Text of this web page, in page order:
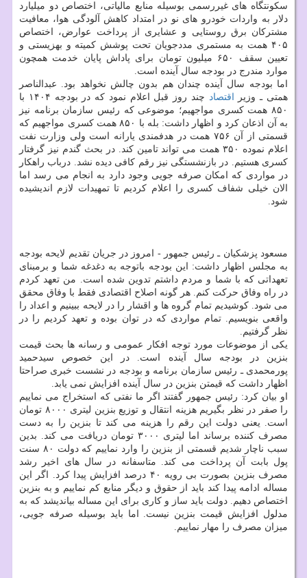
سکونتگاه های غیررسمی بوسیله منابع مالیاتی، اختصاص دو میلیارد
دلار به واردات خودرو های نو در امتداد کاهش آلودگی هوا، معافیت
مشترکان برق روستایی و عشایری از پرداخت عوارض، اختصاص
۴۰۵ همت به مستمری مددجویان تحت پوشش کمیته و بهزیستی و
تعیین سقف ۶۵۰ میلیون تومان برای پاداش پایان خدمت همچون
موارد مندرج در بودجه سال آینده است.
اما بودجه سال آینده چندان هم بدون چالش نخواهد بود. عبدالناصر
همتی ـ وزیر
اقتصاد
چند روز قبل اعلام نمود که در بودجه ۱۴۰۴ با
۸۵۰ همت کسری مواجهیم؛ موضوعی که رئیس سازمان برنامه نیز
به آن اذعان کرد و اظهار داشت: بله با ۸۵۰ همت کسری مواجهیم که
قسمتی از آن ۷۵۶ همت در هدفمندی یارانه است ولی وزارت نفت
اعلام نموده ۳۵۰ همت می تواند تامین کند. در بحث گندم نیز گرفتار
کسری هستیم. در بازنشستگی نیز رقم کافی دیده نشد. درباب راهکار
در مواردی که امکان صرفه جویی وجود دارد به انجام می رسد اما
الان خیلی شفاف کسری را اعلام کردیم تا تمهیدات لازم اندیشیده
شود.
مسعود پزشکیان ـ رئیس جمهور - امروز در جریان تقدیم لایحه بودجه
به مجلس اظهار داشت: این بودجه باتوجه به دغدغه شما و برمبنای
تعهداتی که با شما و مردم داشتم تدوین شده است. من تعهد کردم
در راه وفاق حرکت کنم. هر گونه اصلاح اقتصادی فقط با وفاق محقق
می شود. کوشیدیم تمام گروه ها و اقشار را در لایحه ببینیم و اعداد را
واقعی بنویسیم. تمام مواردی که در توان بوده و تعهد کردیم را در
نظر گرفتیم.
یکی از موضوعات مورد توجه افکار عمومی و رسانه ها بحث قیمت
بنزین در بودجه سال آینده است. در این خصوص سیدحمید
پورمحمدی ـ رئیس سازمان برنامه و بودجه در نشست خبری صراحتا
اظهار داشت که قیمتن بنزین در سال آینده افزایش نمی یابد.
او بیان کرد: رئیس جمهور گفتند اگر ما نفتی که استخراج می نماییم
را صفر در نظر بگیریم هزینه انتقال و توزیع بنزین لیتری ۸۰۰۰ تومان
است. یعنی دولت این رقم را هزینه می کند تا بنزین را به دست
مصرف کننده برساند اما لیتری ۳۰۰۰ تومان دریافت می کند. بدین
سبب ناچار شدیم قسمتی از بنزین را وارد نماییم که دولت ۸۰ سنت
پول بابت آن پرداخت می کند. متاسفانه در سال های اخیر رشد
مصرف بنزین بصورت بی رویه ۴۰ درصد افزایش پیدا کرد. اگر این
مساله ادامه پیدا کند باید از حقوق و دیگر منابع کم نماییم و به بنزین
اختصاص دهیم. دولت باید ساز و کاری برای این مساله بیاندیشد که به
مدلول افزایش قیمت بنزین نیست. اما باید بوسیله صرفه جویی،
میزان مصرف را مهار نماییم.